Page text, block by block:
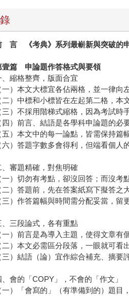
言 《考典》系列最嶄新與突破的申
壹篇 申論題作答格式與要領
、縮格整齊，版面合宜
一）本文大標宜各佔兩格，並一律向
二）中標和小標皆在左起第二格，本
三）不採用階梯式縮格，因為考試時
四）前言、結語是各學科申論題的必
五）本文中的每一論點，皆需保持篇
六）答題字數多會得利，但端看個人
、審題精確，對焦明確
一）切勿有考點，卻沒回答；而沒考
二）答題前，先在答案紙寫下擬答之
三）作答篇幅與時間需分配妥當，留
、三段論式，各有重點
一）前言是為導入主題，使得文章有
二）本文必需區分段落，一眼就可看
三）結語（論）宜作綜合補充、摘要
、會的「COPY」，不會的「作文」
一）「會寫的」（有準備到的）題目